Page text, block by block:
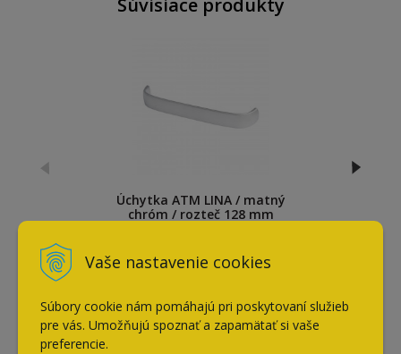
Vaše nastavenie cookies
Súbory cookie nám pomáhajú pri poskytovaní služieb
pre vás. Umožňujú spoznať a zapamätať si vaše
preferencie.
Súvisiace produkty
Úchytka ATM LINA / matný
chróm / rozteč 128 mm
s DPH / ks
Naposledy navštívené